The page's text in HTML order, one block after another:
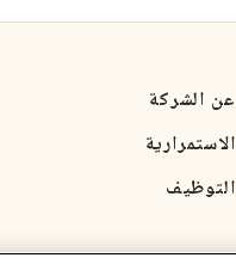
عن الشركة
الاستمرارية
التوظيف